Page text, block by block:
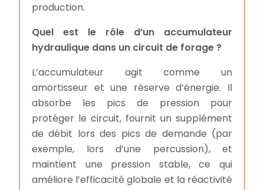
production.
Quel est le rôle d’un accumulateur
hydraulique dans un circuit de forage ?
L’accumulateur agit comme un
amortisseur et une réserve d’énergie. Il
absorbe les pics de pression pour
protéger le circuit, fournit un supplément
de débit lors des pics de demande (par
exemple, lors d’une percussion), et
maintient une pression stable, ce qui
améliore l’efficacité globale et la réactivité